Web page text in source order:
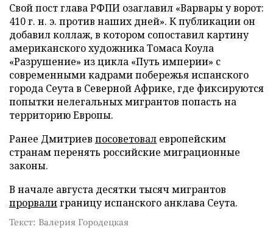
Свой пост глава РФПИ озаглавил «Варвары у ворот:
410 г. н. э. против наших дней». К публикации он
добавил коллаж, в котором сопоставил картину
американского художника Томаса Коула
«Разрушение» из цикла «Путь империи» с
современными кадрами побережья испанского
города Сеута в Северной Африке, где фиксируются
попытки нелегальных мигрантов попасть на
территорию Европы.
Ранее Дмитриев посоветовал европейским
странам перенять российские миграционные
законы.
В начале августа десятки тысяч мигрантов
прорвалиграницу испанского анклава Сеута.
Текст: Валерия Городецкая